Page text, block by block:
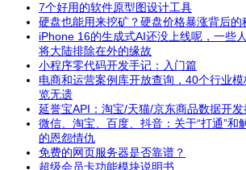
7个好用的软件原型图设计工具
硬盘也能用来挖矿？硬盘价格暴涨背后的
iPhone 16的生成式AI还没上线呢，一些
将大陆排除在外的缘故
小程序零代码开发手记：入门篇
电商和运营案例库开放查询，40个行业
览无遗
延誉宝API：淘宝/天猫/京东商品数据开
微信、淘宝、百度、抖音：关于“打通”和
的恩怨情仇
免费的网页服务器是否靠谱？
超级会员卡功能模块说明书